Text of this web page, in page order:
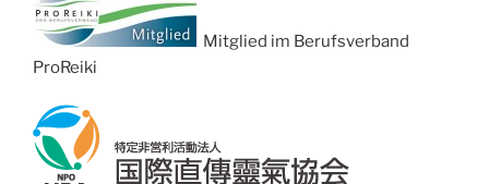
Mitglied im Berufsverband
ProReiki